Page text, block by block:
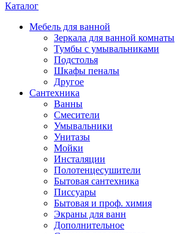
Каталог
Мебель для ванной
Зеркала для ванной комнаты
Тумбы с умывальниками
Подстолья
Шкафы пеналы
Другое
Сантехника
Ванны
Смесители
Умывальники
Унитазы
Мойки
Инсталяции
Полотенцесушители
Бытовая сантехника
Писсуары
Бытовая и проф. химия
Экраны для ванн
Дополнительное